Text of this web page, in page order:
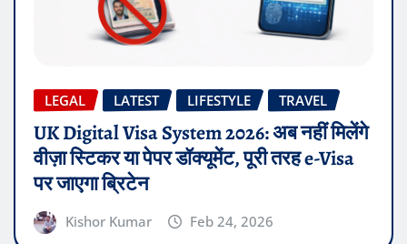
LEGAL LATEST LIFESTYLE TRAVEL
UK Digital Visa System 2026: अब नहीं मिलेंगे
वीज़ा स्टिकर या पेपर डॉक्यूमेंट, पूरी तरह e-Visa
पर जाएगा ब्रिटेन
Kishor Kumar Feb 24, 2026